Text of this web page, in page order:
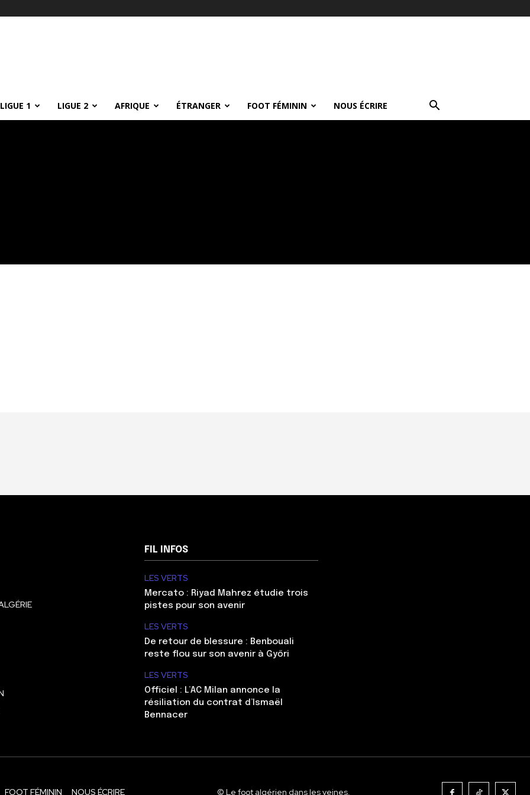
LIGUE 1 LIGUE 2 AFRIQUE ÉTRANGER FOOT FÉMININ NOUS ÉCRIRE
FIL INFOS
LES VERTS
Mercato : Riyad Mahrez étudie trois
pistes pour son avenir
LES VERTS
De retour de blessure : Benbouali
reste flou sur son avenir à Győri
LES VERTS
Officiel : L’AC Milan annonce la
résiliation du contrat d’Ismaël
Bennacer
FOOT FÉMININ NOUS ÉCRIRE © Le foot algérien dans les veines.